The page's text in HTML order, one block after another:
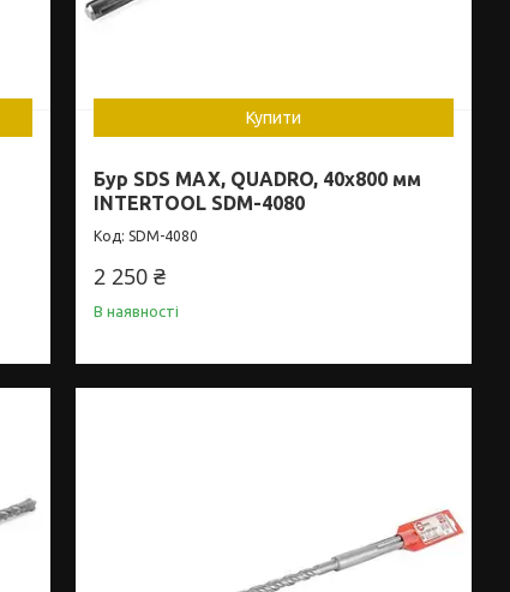
Купити
Бур SDS MAX, QUADRO, 40x800 мм
INTERTOOL SDM-4080
SDM-4080
2 250 ₴
В наявності